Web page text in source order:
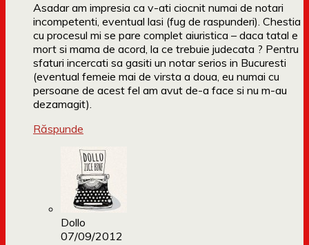
Asadar am impresia ca v-ati ciocnit numai de notari
incompetenti, eventual lasi (fug de raspunderi). Chestia
cu procesul mi se pare complet aiuristica – daca tatal e
mort si mama de acord, la ce trebuie judecata ? Pentru
sfaturi incercati sa gasiti un notar serios in Bucuresti
(eventual femeie mai de virsta a doua, eu numai cu
persoane de acest fel am avut de-a face si nu m-au
dezamagit).
Răspunde
Dollo
07/09/2012